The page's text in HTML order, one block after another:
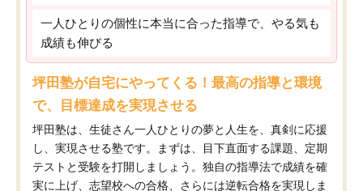
一人ひとりの個性に本当に合った指導で、やる気も
成績も伸びる
坪田塾が自宅にやってくる！最高の指導と環境
で、目標達成を実現させる
坪田塾は、生徒さん一人ひとりの夢と人生を、真剣に応援
し、実現させる塾です。まずは、目下直面する課題、定期
テストと受験を打開しましょう。独自の指導法で成績を確
実に上げ、志望校への合格、さらには逆転合格を実現しま